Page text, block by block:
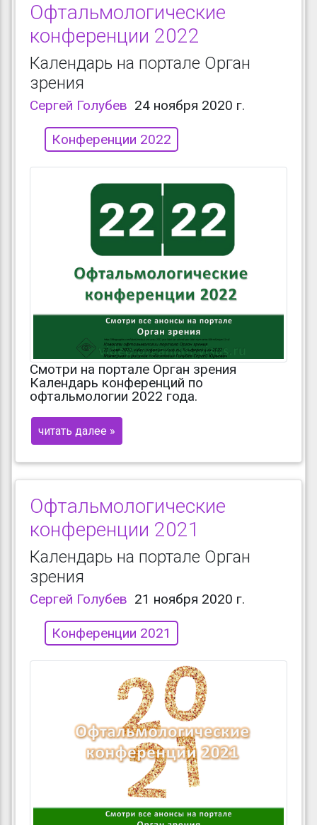
Офтальмологические
конференции 2022
Календарь на портале Орган
зрения
Сергей Голубев 24 ноября 2020 г.
Конференции 2022
Смотри на портале Орган зрения
Календарь конференций по
офтальмологии 2022 года.
читать далее »
Офтальмологические
конференции 2021
Календарь на портале Орган
зрения
Сергей Голубев 21 ноября 2020 г.
Конференции 2021